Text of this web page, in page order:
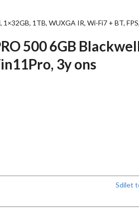
1TB, WUXGA IR, Wi-Fi7 + BT,
500 6GB
3y ons
Sdílet